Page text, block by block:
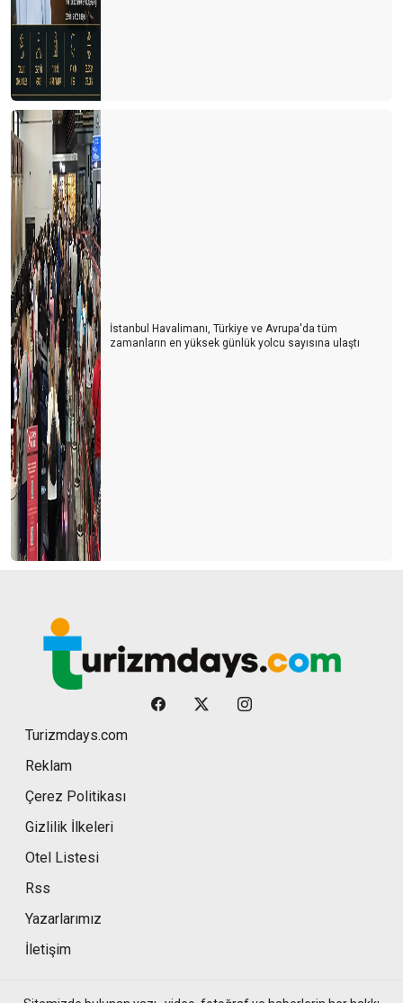
İstanbul Havalimanı, Türkiye ve Avrupa'da tüm
zamanların en yüksek günlük yolcu sayısına ulaştı
Turizmdays.com
Reklam
Çerez Politikası
Gizlilik İlkeleri
Otel Listesi
Rss
Yazarlarımız
İletişim